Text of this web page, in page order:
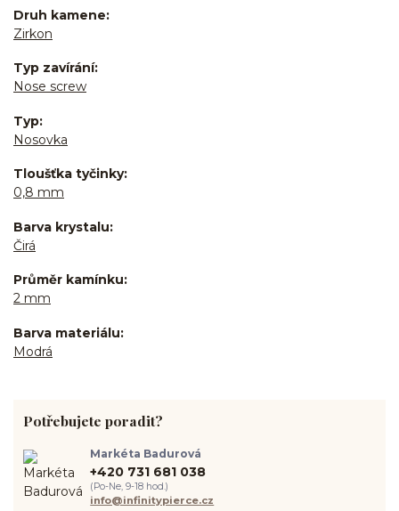
Druh kamene
Zirkon
Typ zavírání
Nose screw
Typ
Nosovka
Tloušťka tyčinky
0,8 mm
Barva krystalu
Čirá
Průměr kamínku
2 mm
Barva materiálu
Modrá
Potřebujete poradit?
Markéta Badurová
+420 731 681 038
(Po-Ne, 9-18 hod.)
info@infinitypierce.cz